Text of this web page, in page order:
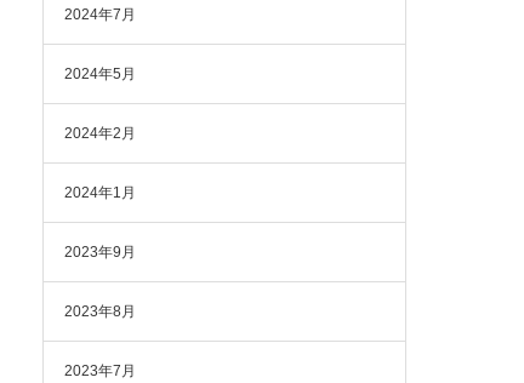
2024年7月
2024年5月
2024年2月
2024年1月
2023年9月
2023年8月
2023年7月